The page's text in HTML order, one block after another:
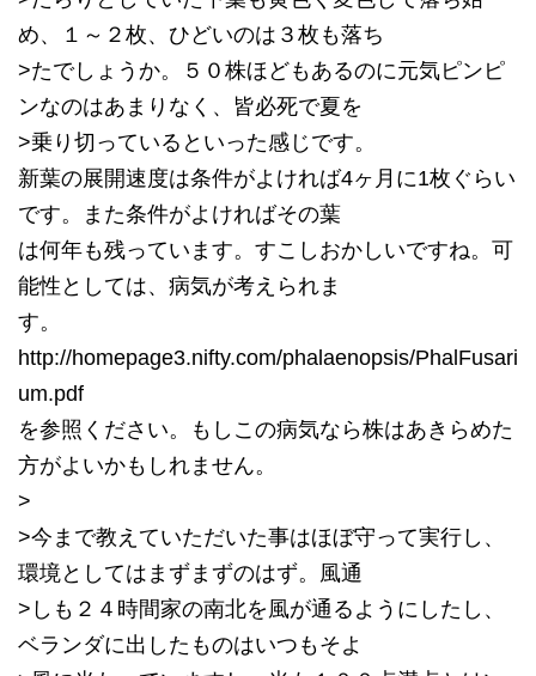
め、１～２枚、ひどいのは３枚も落ち
>たでしょうか。５０株ほどもあるのに元気ピンピ
ンなのはあまりなく、皆必死で夏を
>乗り切っているといった感じです。
新葉の展開速度は条件がよければ4ヶ月に1枚ぐらい
です。また条件がよければその葉
は何年も残っています。すこしおかしいですね。可
能性としては、病気が考えられま
す。
http://homepage3.nifty.com/phalaenopsis/PhalFusari
um.pdf
を参照ください。もしこの病気なら株はあきらめた
方がよいかもしれません。
>
>今まで教えていただいた事はほぼ守って実行し、
環境としてはまずまずのはず。風通
>しも２４時間家の南北を風が通るようにしたし、
ベランダに出したものはいつもそよ